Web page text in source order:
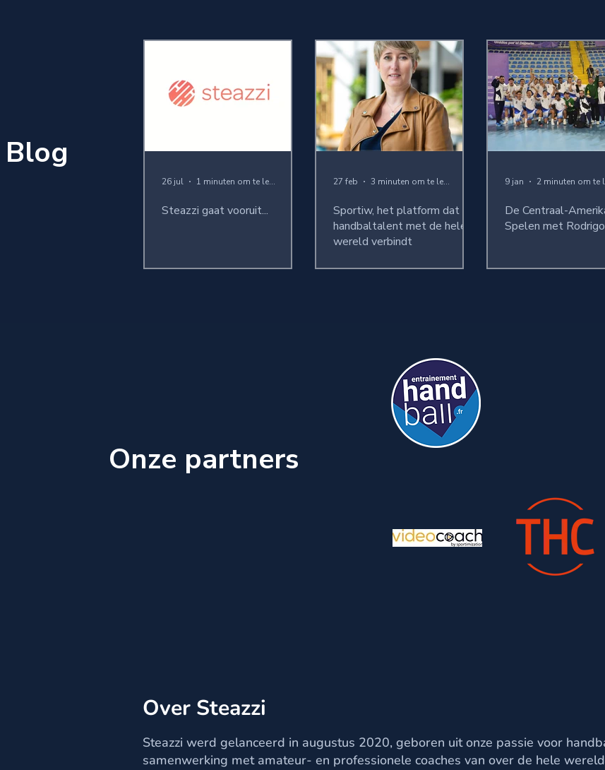
Blog
Steazzi gaat vooruit...
26 jul 1 minuten om te lezen
Sportiw, het platform dat
handbaltalent met de hele
wereld verbindt
27 feb 3 minuten om te lezen
De Centraal-
Spelen met
9 jan
Onze partners
Over Steazzi
Steazzi werd gelanceerd in augustus 2020, geboren uit onze passie voor
samenwerking met amateur- en professionele coaches van over de hele